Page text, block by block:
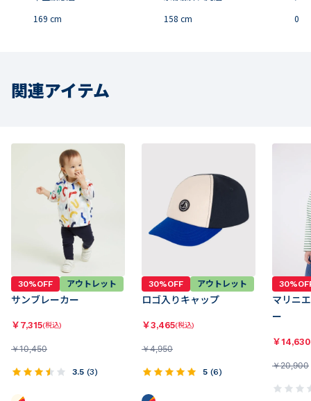
169 cm
158 cm
0
関連アイテム
30%OFF アウトレット
サンブレーカー
￥ 7,315(税込)
￥10,450
3.5 (3)
30%OFF アウトレット
ロゴ入りキャップ
￥3,465(税込)
￥4,950
5 (6)
マリニ
ー
￥14,630
￥20,900